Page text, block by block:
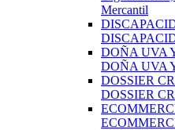
Mercantil
DOÑA UVA
DOÑA UVA
DOSSIER
DOSSIER